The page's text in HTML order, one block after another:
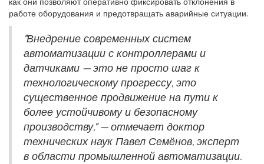
работе оборудования и предотвращать аварийные ситуации.
"Внедрение современных систем
автоматизации с контроллерами и
датчиками — это не просто шаг к
технологическому прогрессу, это
существенное продвижение на пути к
более устойчивому и безопасному
производству," — отмечает доктор
технических наук Павел Семёнов, эксперт
в области промышленной автоматизации.